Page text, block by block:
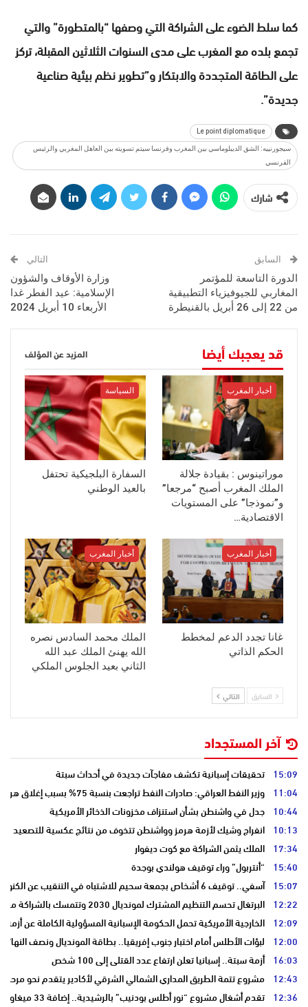
كما سلط الضوء على الشراكة التي وصفها “بالمتطورة” والتي
تجمع بلده مع المغرب على مدى السنوات الثلاثين المقبلة، تركز
على الطاقة المتجددة والابتكار و”تطوير نظم بيئية صناعية
جديدة”.
Le point diplomatique
سيجورنييه: الشق الديبلوماسي بين المغرب وفرنسا سيتم تسويته بين العاهل المغربي والرئيس
الفرنسي
شارك
السابق
الدورة التاسعة للمؤتمر
المغاربي للجيوفيزياء التطبيقية
من 22 إلى 26 أبريل بالقنيطرة
التالي
وزارة الأوقاف والشؤون
الإسلامية: عيد الفطر غدا
الأربعاء 10 أبريل 2024
قد يعجبك أيضا المزيد عن المؤلف
أخبار المغرب
موراتينوس : بقيادة جلالة
الملك المغرب أصبح “مرجعا”
و”نموذجا” على المستويات
الاقتصادية…
السياسة
السفارة البلجيكية تحتفل
بالعيد الوطني
أخبار المغرب
غانا تجدد الدعم لمخطط
الحكم الذاتي
أخبار المغرب
الملك محمد السادس نصره
الله يهنئ الملك عبد الله
الثاني بعيد الجلوس الملكي
السابق التالي
آخر المستجداد
15:09 تحقيقات إسبانية تكشف مفاجآت جديدة في أحداث سبتة
11:04 وزير النفط العراقي: صادرات النفط تراجعت بنسبة 75% بسبب إغلاق هرمز
10:44 جدل في واشنطن بشأن استنزاف مخزونات الذخائر الأمريكية
10:13 انفراج وشيك لأزمة هرمز وواشنطن تتخوف من نتائج عكسية للتصعيد
17:34 الملك يثمن الشراكة مع كوت ديفوار
15:40 “أنتربول” وراء توقيف هولندي بوجدة
15:07 آسفي.. توقيف 6 أشخاص بجمعة سحيم للاشتباه في التنقيب عن الكنوز .
12:22 البرتغال تحسم التنظيم المشترك لمونديال 2030 وتتمسك بالشراكة مع المغرب وإسبانيا
12:09 الخارجية الأمريكية تحمل الحكومة الإسبانية المسؤولية الكاملة عن أزمة
12:00 لبؤات الأطلس أمام اختبار جنوب إفريقيا.. بطاقة المونديال ونصف
16:03 أزمة سبتة.. إسبانيا تعلن ارتفاع عدد القتلى إلى 100 شخص
12:43 مشروع تتمة الطريق المداري الشمالي الشرقي لأكادير يتقدم نحو مرحلة
12:36 تقدم أشغال مشروع “نور أطلس بودنيب” بالرشيدية.. إضافة 33 ميغاوات إلى الشبكة الوطنية